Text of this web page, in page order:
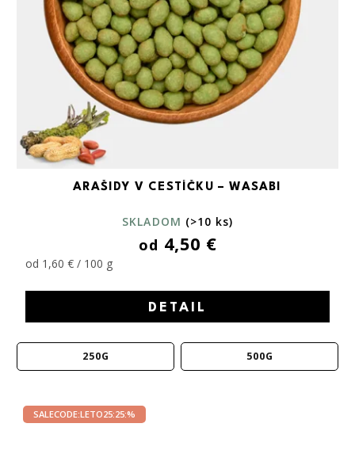
ARAŠIDY V CESTÍČKU – WASABI
SKLADOM (>10 ks)
od 4,50 €
od 1,60 € / 100 g
DETAIL
250G 500G
SALECODE:LETO25:25:%